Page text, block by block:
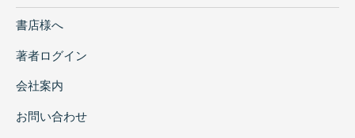
書店様へ
著者ログイン
会社案内
お問い合わせ